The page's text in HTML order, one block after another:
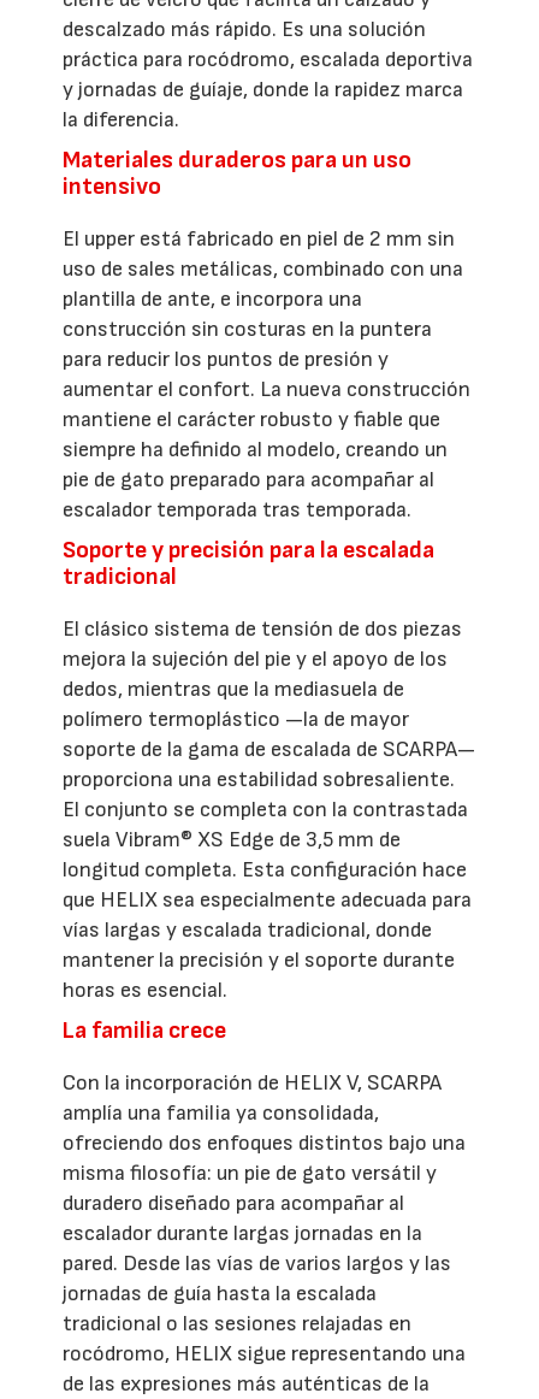
descalzado más rápido. Es una solución
práctica para rocódromo, escalada deportiva
y jornadas de guíaje, donde la rapidez marca
la diferencia.
Materiales duraderos para un uso
intensivo
El upper está fabricado en piel de 2 mm sin
uso de sales metálicas, combinado con una
plantilla de ante, e incorpora una
construcción sin costuras en la puntera
para reducir los puntos de presión y
aumentar el confort. La nueva construcción
mantiene el carácter robusto y fiable que
siempre ha definido al modelo, creando un
pie de gato preparado para acompañar al
escalador temporada tras temporada.
Soporte y precisión para la escalada
tradicional
El clásico sistema de tensión de dos piezas
mejora la sujeción del pie y el apoyo de los
dedos, mientras que la mediasuela de
polímero termoplástico —la de mayor
soporte de la gama de escalada de SCARPA—
proporciona una estabilidad sobresaliente.
El conjunto se completa con la contrastada
suela Vibram® XS Edge de 3,5 mm de
longitud completa. Esta configuración hace
que HELIX sea especialmente adecuada para
vías largas y escalada tradicional, donde
mantener la precisión y el soporte durante
horas es esencial.
La familia crece
Con la incorporación de HELIX V, SCARPA
amplía una familia ya consolidada,
ofreciendo dos enfoques distintos bajo una
misma filosofía: un pie de gato versátil y
duradero diseñado para acompañar al
escalador durante largas jornadas en la
pared. Desde las vías de varios largos y las
jornadas de guía hasta la escalada
tradicional o las sesiones relajadas en
rocódromo, HELIX sigue representando una
de las expresiones más auténticas de la